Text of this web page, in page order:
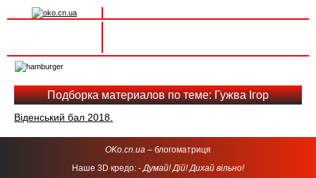
navigation
Подборка материалов по теме: Гужва Ігор
Віденський бал 2018.
OKo.cn.ua – блогоматриця
Наше 3D кредо: -Думай! Дій! Дихай вільно!